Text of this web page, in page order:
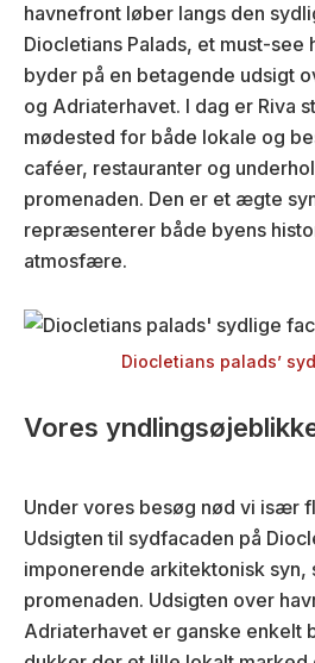
havnefront løber langs den
Diocletians Palads, et must-see
byder på en betagende udsigt
og Adriaterhavet. I dag er Riva
mødested for både lokale og
caféer, restauranter og
promenaden. Den er et ægte
repræsenterer både byens
atmosfære.
Diocletians palads’
Vores
Under vores besøg nød vi især
Udsigten til sydfacaden på
imponerende arkitektonisk syn,
promenaden. Udsigten over
Adriaterhavet er ganske enkelt